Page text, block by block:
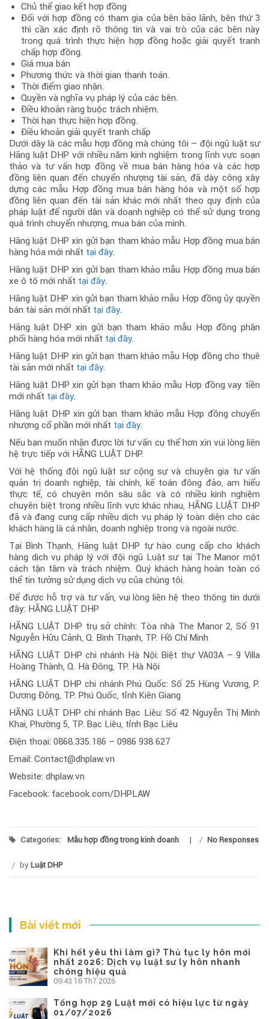
Chủ thể giao kết hợp đồng
Đối với hợp đồng có tham gia của bên bảo lãnh, bên thứ 3
thì cần xác định rõ thông tin và vai trò của các bên này
trong quá trình thực hiện hợp đồng hoặc giải quyết tranh
chấp hợp đồng.
Giá mua bán
Phương thức và thời gian thanh toán.
Thời điểm giao nhận.
Quyền và nghĩa vụ pháp lý của các bên.
Điều khoản ràng buộc trách nhiệm.
Thời hạn thực hiện hợp đồng.
Điều khoản giải quyết tranh chấp
Dưới dây là các mẫu hợp đồng mà chúng tôi – đội ngũ luật sư
Hãng luật DHP với nhiều năm kinh nghiệm trong lĩnh vực soạn
thảo và tư vấn hợp đồng về mua bán hàng hóa và các hợp
đồng liên quan đến chuyển nhượng tài sản, đã dày công xây
dựng các mẫu Hợp đồng mua bán hàng hóa và một số hợp
đồng liên quan đến tài sản khác mới nhất theo quy định của
pháp luật để người dân và doanh nghiệp có thể sử dụng trong
quá trình chuyển nhượng, mua bán của mình.
Hãng luật DHP xin gửi bạn tham khảo mẫu Hợp đồng mua bán
hàng hóa mới nhất tại đây.
Hãng luật DHP xin gửi bạn tham khảo mẫu Hợp đồng mua bán
xe ô tô mới nhất tại đây.
Hãng luật DHP xin gửi bạn tham khảo mẫu Hợp đồng ủy quyền
bán tài sản mới nhất tại đây.
Hãng luật DHP xin gửi bạn tham khảo mẫu Hợp đồng phân
phối hàng hóa mới nhất tại đây.
Hãng luật DHP xin gửi bạn tham khảo mẫu Hợp đồng cho thuê
tài sản mới nhất tại đây.
Hãng luật DHP xin gửi bạn tham khảo mẫu Hợp đồng vay tiền
mới nhất tại đây.
Hãng luật DHP xin gửi bạn tham khảo mẫu Hợp đồng chuyển
nhượng cổ phần mới nhất tại đây.
Nếu bạn muốn nhận được lời tư vấn cụ thể hơn xin vui lòng liên
hệ trực tiếp với HÃNG LUẬT DHP.
Với hệ thống đội ngũ luật sư cộng sự và chuyên gia tư vấn
quản trị doanh nghiệp, tài chính, kế toán đông đảo, am hiểu
thực tế, có chuyên môn sâu sắc và có nhiều kinh nghiệm
chuyên biệt trong nhiều lĩnh vực khác nhau, HÃNG LUẬT DHP
đã và đang cung cấp nhiều dịch vụ pháp lý toàn diện cho các
khách hàng là cá nhân, doanh nghiệp trong và ngoài nước.
Tại Bình Thạnh, Hãng luật DHP tự hào cung cấp cho khách
hàng dịch vụ pháp lý với đội ngũ Luật sư tại The Manor một
cách tận tâm và trách nhiệm. Quý khách hàng hoàn toàn có
thể tin tưởng sử dụng dịch vụ của chúng tôi.
Để được hỗ trợ và tư vấn, vui lòng liên hệ theo thông tin dưới
đây: HÃNG LUẬT DHP
HÃNG LUẬT DHP trụ sở chính: Tòa nhà The Manor 2, Số 91
Nguyễn Hữu Cảnh, Q. Bình Thạnh, TP. Hồ Chí Minh
HÃNG LUẬT DHP chi nhánh Hà Nội: Biệt thự VA03A – 9 Villa
Hoàng Thành, Q. Hà Đông, TP. Hà Nội
HÃNG LUẬT DHP chi nhánh Phú Quốc: Số 25 Hùng Vương, P.
Dương Đông, TP. Phú Quốc, tỉnh Kiên Giang
HÃNG LUẬT DHP chi nhánh Bạc Liêu: Số 42 Nguyễn Thị Minh
Khai, Phường 5, TP. Bạc Liêu, tỉnh Bạc Liêu
Điện thoại: 0868.335.186 – 0986 938 627
Email: Contact@dhplaw.vn
Website: dhplaw.vn
Facebook: facebook.com/DHPLAW
Categories: Mẫu hợp đồng trong kinh doanh / No Responses
/ by Luật DHP
Bài viết mới
Khi hết yêu thì làm gì? Thủ tục ly hôn mới
nhất 2026: Dịch vụ luật sư ly hôn nhanh
chóng hiệu quả
09:43 16 Th7 2026
Tổng hợp 29 Luật mới có hiệu lực từ ngày
01/07/2026